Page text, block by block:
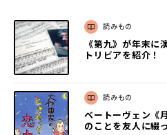
読みもの
《第九》が年末に
トリビアを紹介！
読みもの
ベートーヴェン《
のことを友人に綴